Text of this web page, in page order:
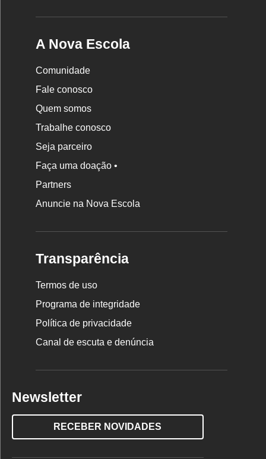
A Nova Escola
Comunidade
Fale conosco
Quem somos
Trabalhe conosco
Seja parceiro
Faça uma doação •
Partners
Anuncie na Nova Escola
Transparência
Termos de uso
Programa de integridade
Política de privacidade
Canal de escuta e denúncia
Newsletter
RECEBER NOVIDADES